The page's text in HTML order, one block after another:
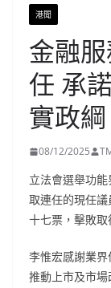
港聞
金融
任 承
實政綱
08/12/2025
立法會選舉功
取連任的現任
十七票，擊敗取
李惟宏感謝業
推動上市及市